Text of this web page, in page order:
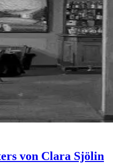
von Clara Sjölin